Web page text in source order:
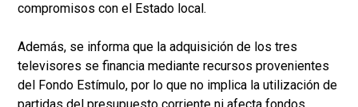
compromisos con el Estado local.
Además, se informa que la adquisición de los tres
televisores se financia mediante recursos provenientes
del Fondo Estímulo, por lo que no implica la utilización de